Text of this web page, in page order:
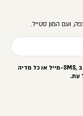
ועם המון סטייל.
-SMS,מייל או כל מדיה
עת.